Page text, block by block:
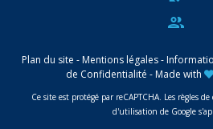
Plan du site - Mentions légales-
de Confidentialité -Made with
Ce site est protégé par reCAPTCHA. Les règles
d'utilisation de Google